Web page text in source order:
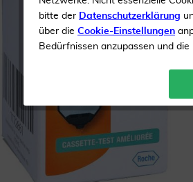
bitte der Datenschutzerklärung
über die Cookie-Einstellungen
Bedürfnissen anzupassen und